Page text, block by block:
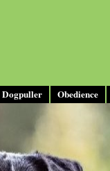
Dogpuller Obedience